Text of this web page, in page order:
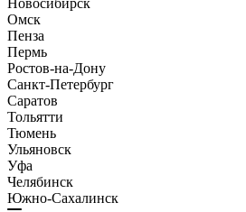
Новосибирск
Омск
Пенза
Пермь
Ростов-на-Дону
Санкт-Петербург
Саратов
Тольятти
Тюмень
Ульяновск
Уфа
Челябинск
Южно-Сахалинск